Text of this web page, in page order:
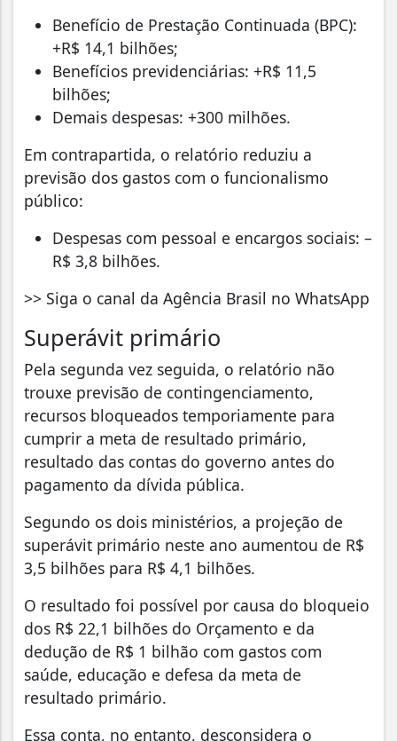
Benefício de Prestação Continuada (BPC):
+R$ 14,1 bilhões;
Benefícios previdenciárias: +R$ 11,5
bilhões;
Demais despesas: +300 milhões.
Em contrapartida, o relatório reduziu a
previsão dos gastos com o funcionalismo
público:
Despesas com pessoal e encargos sociais: –
R$ 3,8 bilhões.
>> Siga o canal da Agência Brasil no WhatsApp
Superávit primário
Pela segunda vez seguida, o relatório não
trouxe previsão de contingenciamento,
recursos bloqueados temporiamente para
cumprir a meta de resultado primário,
resultado das contas do governo antes do
pagamento da dívida pública.
Segundo os dois ministérios, a projeção de
superávit primário neste ano aumentou de R$
3,5 bilhões para R$ 4,1 bilhões.
O resultado foi possível por causa do bloqueio
dos R$ 22,1 bilhões do Orçamento e da
dedução de R$ 1 bilhão com gastos com
saúde, educação e defesa da meta de
resultado primário.
Essa conta, no entanto, desconsidera o